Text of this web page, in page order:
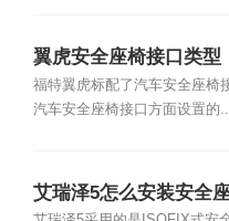
翼虎安全座椅接口类型
福特翼虎标配了汽车安全座椅
汽车安全座椅接口方面设置的...
艾瑞泽5怎么安装安全